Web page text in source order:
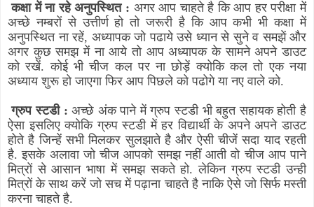
कक्षा में ना रहे अनुपस्थित : अगर आप चाहते है कि आप हर परीक्षा में
अच्छे नम्बरों से उत्तीर्ण हो तो जरूरी है कि आप कभी भी कक्षा में
अनुपस्थित ना रहें, अध्यापक जो पढाये उसे ध्यान से सुने व समझें और
अगर कुछ समझ में ना आये तो आप अध्यापक के सामने अपने डाउट
को रखें. कोई भी चीज कल पर ना छोड़ें क्योकि कल तो एक नया
अध्याय शुरू हो जाएगा फिर आप पिछले को पढोगे या नए वाले को.
ग्रुप स्टडी : अच्छे अंक पाने में ग्रुप स्टडी भी बहुत सहायक होती है
ऐसा इसलिए क्योकि ग्रुप स्टडी में हर विद्यार्थी के अपने अपने डाउट
होते है जिन्हें सभी मिलकर सुलझाते है और ऐसी चीजें सदा याद रहती
है. इसके अलावा जो चीज आपको समझ नहीं आती वो चीज आप पाने
मित्रों से आसान भाषा में समझ सकते हो. लेकिन ग्रुप स्टडी उन्ही
मित्रों के साथ करें जो सच में पढ़ाना चाहते है नाकि ऐसे जो सिर्फ मस्ती
करना चाहते है.